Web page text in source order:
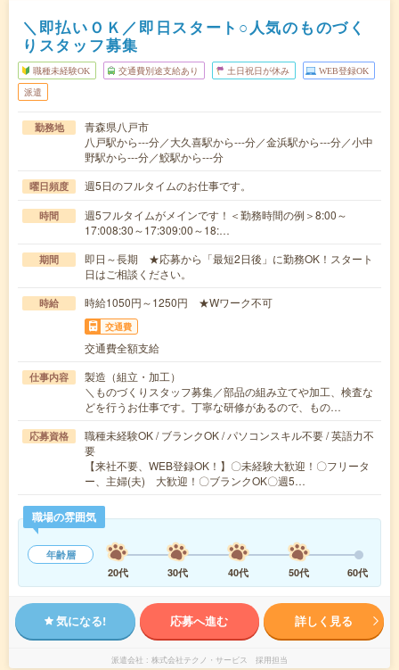
＼即払いＯＫ／即日スタート○人気のものづく
りスタッフ募集
職種未経験OK 交通費別途支給あり 土日祝日が休み WEB登録OK
派遣
勤務地
青森県八戸市
八戸駅から---分／大久喜駅から---分／金浜駅から---分／小中
野駅から---分／鮫駅から---分
曜日頻度 週5日のフルタイムのお仕事です。
時間
週5フルタイムがメインです！＜勤務時間の例＞8:00～
17:008:30～17:309:00～18:…
期間
即日～長期 ★応募から「最短2日後」に勤務OK！スタート
日はご相談ください。
時給 時給1050円～1250円 ★Wワーク不可
交通費
交通費全額支給
仕事内容
製造（組立・加工）
＼ものづくりスタッフ募集／部品の組み立てや加工、検査な
どを行うお仕事です。丁寧な研修があるので、もの…
応募資格
職種未経験OK / ブランクOK / パソコンスキル不要 / 英語力不
要
【来社不要、WEB登録OK！】〇未経験大歓迎！〇フリータ
ー、主婦(夫) 大歓迎！〇ブランクOK〇週5…
職場の雰囲気
年齢層
20代
30代 40代 50代 60代
気になる! 応募へ進む 詳しく見る
派遣会社 株式会社テクノ・サービス 採用担当